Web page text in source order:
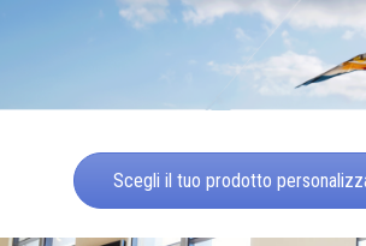
Scegli il tuo prodotto